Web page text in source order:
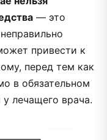
— это
привести к
перед тем как
в обязательном
у лечащего врача.